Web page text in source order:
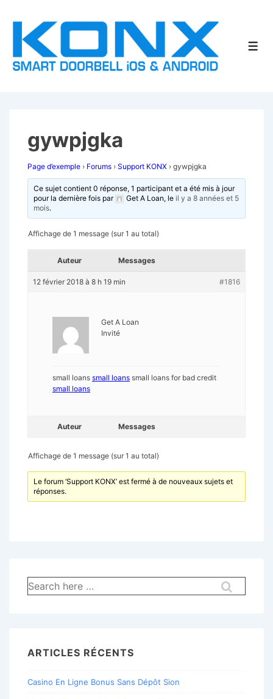
passer
contenu
gywpjgka
Page d’exemple › Forums › Support KONX › gywpjgka
Ce sujet contient 0 réponse, 1 participant et a été mis à jour
pour la dernière fois par
Get A Loan, leil y a 8 années et 5
mois.
Affichage de 1 message (sur 1 au total)
Auteur Messages
12 février 2018 à 8 h 19 min #1816
Get A Loan
Invité
small loans small loans small loans for bad credit
small loans
Auteur Messages
Affichage de 1 message (sur 1 au total)
Le forum ‘Support KONX’ est fermé à de nouveaux sujets et
réponses.
Recherche
pour:
ARTICLES RÉCENTS
Casino En Ligne Bonus Sans Dépôt Sion